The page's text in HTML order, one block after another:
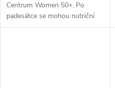
Centrum Women 50+. Po
padesátce se mohou nutriční
požadavky žen měnit, což může